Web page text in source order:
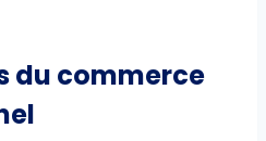
du commerce